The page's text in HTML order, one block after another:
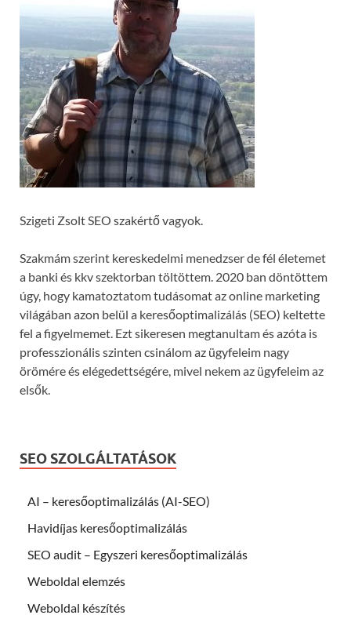
Szigeti Zsolt SEO szakértő vagyok.
Szakmám szerint kereskedelmi menedzser de fél életemet
a banki és kkv szektorban töltöttem. 2020 ban döntöttem
úgy, hogy kamatoztatom tudásomat az online marketing
világában azon belül a keresőoptimalizálás (SEO) keltette
fel a figyelmemet. Ezt sikeresen megtanultam és azóta is
professzionális szinten csinálom az ügyfeleim nagy
örömére és elégedettségére, mivel nekem az ügyfeleim az
elsők.
SEO SZOLGÁLTATÁSOK
AI – keresőoptimalizálás (AI-SEO)
Havidíjas keresőoptimalizálás
SEO audit – Egyszeri keresőoptimalizálás
Weboldal elemzés
Weboldal készítés